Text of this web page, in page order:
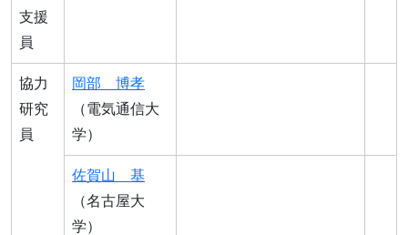
支援
員
協力
研究
員
岡部 博孝
（電気通信大
学）
佐賀山 基
（名古屋大
学）